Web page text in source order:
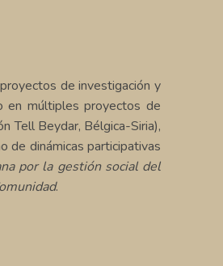
de investigación y
en múltiples proyectos de
Tell Beydar, Bélgica-Siria),
de dinámicas participativas
por la gestión social del
.